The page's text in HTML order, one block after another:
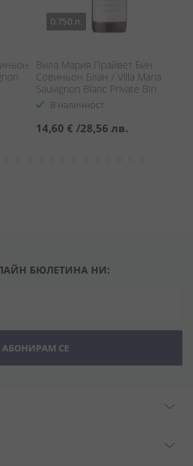
0.750 л.
Вила Мария Прайвeт Бин
Совиньон Блан / Villa Maria
Sauvignon Blanc Private Bin
В наличност
14,60 € /28,56 лв.
БЮЛЕТИНА НИ:
АБОНИРАМ СЕ